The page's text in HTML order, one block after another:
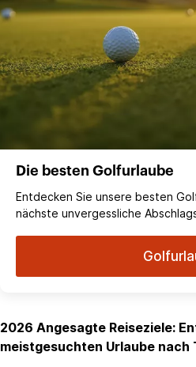
Die besten Golfurlaube
Entdecken Sie unsere besten
nächste unvergessliche
2026 Angesagte Reiseziele:
meistgesuchten Urlaube nach